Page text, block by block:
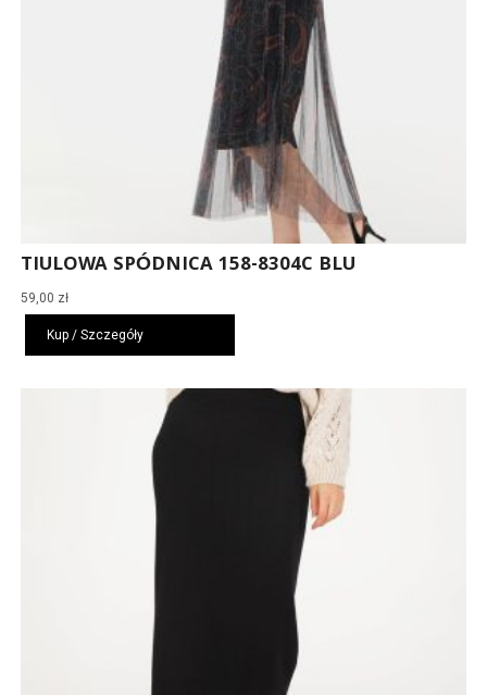
TIULOWA SPÓDNICA 158-8304C BLU
59,00 zł
Kup / Szczegóły